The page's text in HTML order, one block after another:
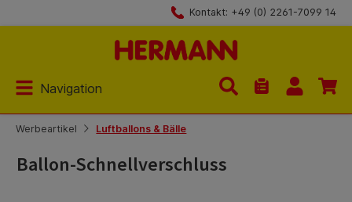
Kontakt: +49 (0) 2261-7099 14
Navigation
Du hast 0
Werbeartikel Luftballons & Bälle
Ballon-Schnellverschluss